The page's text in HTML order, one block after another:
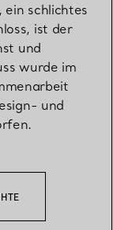
ein schlichtes
ist der
und
wurde im
und